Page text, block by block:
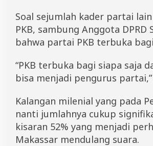
Soal sejumlah kader partai
PKB, sambung Anggota DPRD
bahwa partai PKB terbuka
“PKB terbuka bagi siapa saja
bisa menjadi pengurus
Kalangan milenial yang pada
nanti jumlahnya cukup
kisaran 52% yang menjadi
Makassar mendulang suara.